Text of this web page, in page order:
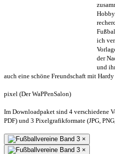
ich
der
und
auch eine schöne Freundschaft mit Hardy
pixel (Der WaPPenSalon)
Im Downloadpaket sind 4 verschiedene
PDF) und 3 Pixelgrafikformate (JPG,
×
×